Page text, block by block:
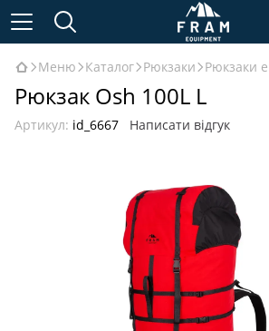
Меню Каталог Рюкзаки Рюкзаки
Рюкзак Osh 100L L
Артикул: id_6667 Написати відгук